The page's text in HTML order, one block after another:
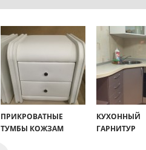
ПРИКРОВАТНЫЕ
ТУМБЫ КОЖЗАМ
КУХОННЫЙ
ГАРНИТУР